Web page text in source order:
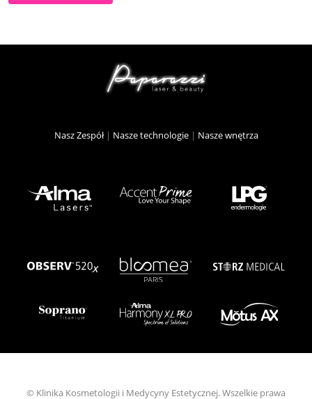
Nasz Zespół| Nasze technologie| Nasze wnętrza
© Klinika Kosmetologii i Medycyny Estetycznej. Wszelkie prawa